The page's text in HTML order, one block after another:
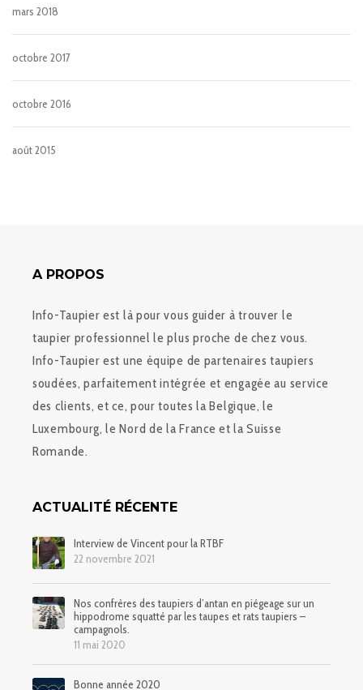
mars 2018
octobre 2017
octobre 2016
août 2015
A PROPOS
Info-Taupier est là pour vous guider à trouver le
taupier professionnel le plus proche de chez vous.
Info-Taupier est une équipe de partenaires taupiers
soudées, parfaitement intégrée et engagée au service
des clients, et ce, pour toutes la Belgique, le
Luxembourg, le Nord de la France et la Suisse
Romande.
ACTUALITÉ RÉCENTE
Interview de Vincent pour la RTBF
22 novembre 2021
Nos confrères des taupiers d’antan en piégeage sur un
hippodrome squatté par les taupes et rats taupiers –
campagnols.
11 mai 2020
Bonne année 2020